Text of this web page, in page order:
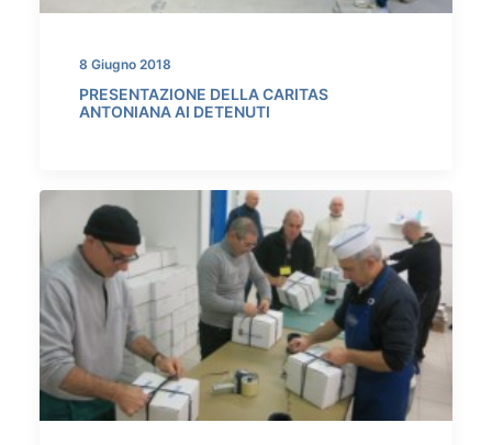
8 Giugno 2018
PRESENTAZIONE DELLA CARITAS
ANTONIANA AI DETENUTI